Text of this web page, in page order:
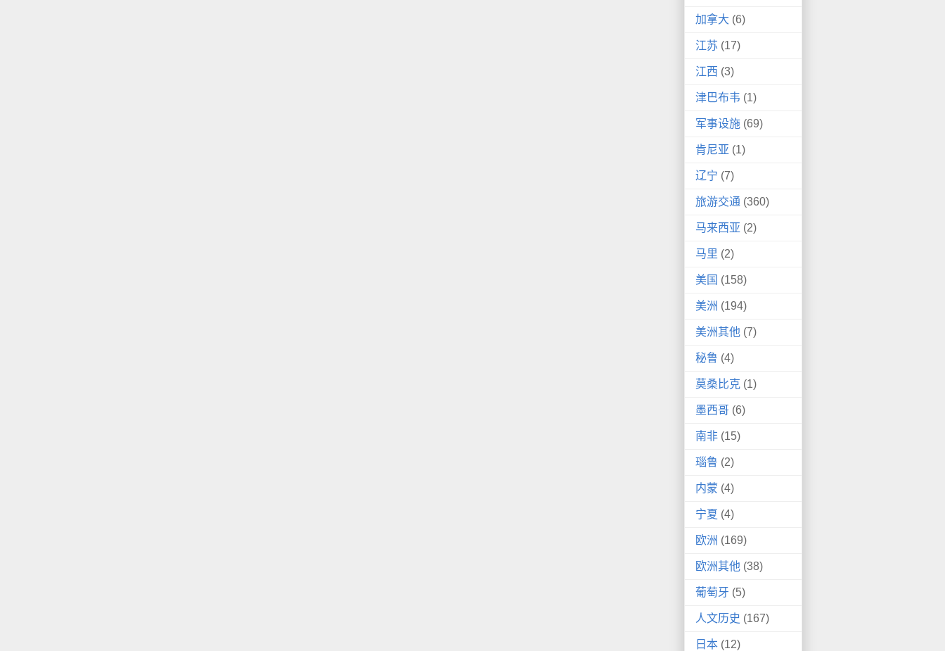
加拿大 (6)
江苏 (17)
江西 (3)
津巴布韦 (1)
军事设施 (69)
肯尼亚 (1)
辽宁 (7)
旅游交通 (360)
马来西亚 (2)
马里 (2)
美国 (158)
美洲 (194)
美洲其他 (7)
秘鲁 (4)
莫桑比克 (1)
墨西哥 (6)
南非 (15)
瑙鲁 (2)
内蒙 (4)
宁夏 (4)
欧洲 (169)
欧洲其他 (38)
葡萄牙 (5)
人文历史 (167)
日本 (12)